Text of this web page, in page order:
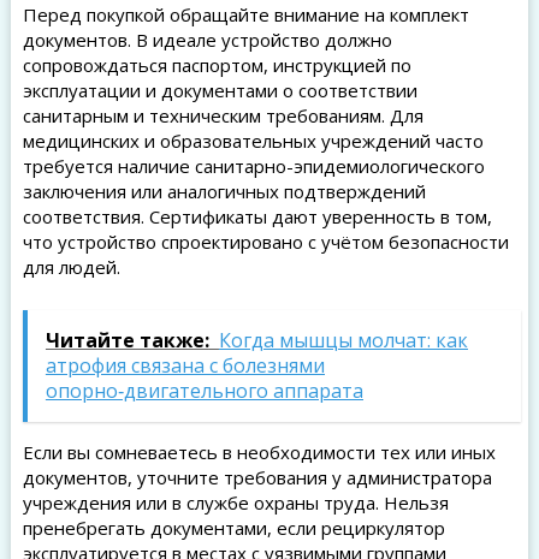
Перед покупкой обращайте внимание на комплект
документов. В идеале устройство должно
сопровождаться паспортом, инструкцией по
эксплуатации и документами о соответствии
санитарным и техническим требованиям. Для
медицинских и образовательных учреждений часто
требуется наличие санитарно-эпидемиологического
заключения или аналогичных подтверждений
соответствия. Сертификаты дают уверенность в том,
что устройство спроектировано с учётом безопасности
для людей.
Читайте также: Когда мышцы молчат: как
атрофия связана с болезнями
опорно‑двигательного аппарата
Если вы сомневаетесь в необходимости тех или иных
документов, уточните требования у администратора
учреждения или в службе охраны труда. Нельзя
пренебрегать документами, если рециркулятор
эксплуатируется в местах с уязвимыми группами